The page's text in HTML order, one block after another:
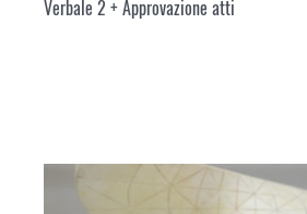
Verbale 2 + Approvazione atti